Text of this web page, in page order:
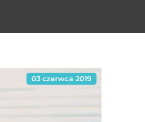
03 czerwca 2019